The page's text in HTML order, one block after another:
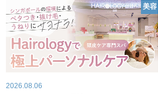
美容
2026.08.06